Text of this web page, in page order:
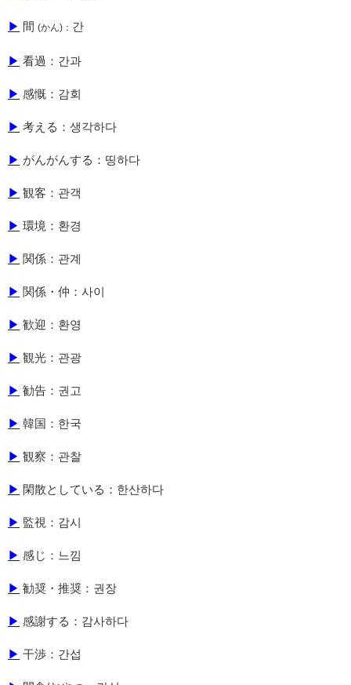
▶ 間 (かん)： 간
▶ 看過：간과
▶ 感慨：감회
▶ 考える：생각하다
▶ がんがんする：띵하다
▶ 観客：관객
▶ 環境：환경
▶ 関係：관계
▶ 関係・仲：사이
▶ 歓迎：환영
▶ 観光：관광
▶ 勧告：권고
▶ 韓国：한국
▶ 観察：관찰
▶ 閑散としている：한산하다
▶ 監視：감시
▶ 感じ：느낌
▶ 勧奨・推奨：권장
▶ 感謝する：감사하다
▶ 干渉：간섭